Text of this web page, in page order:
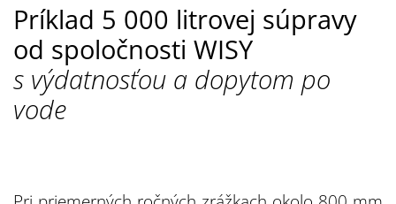
Príklad 5 000 litrovej súpravy
od spoločnosti WISY
s výdatnosťou a dopytom po
vode